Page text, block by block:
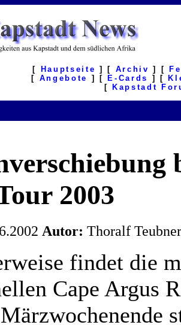
[ Hauptseite ] [ Archiv ] [
[ Angebote ] [ E-Cards ] [
[
Kapstadt
2003
Autor: Thoralf
findet die
Cape Argus